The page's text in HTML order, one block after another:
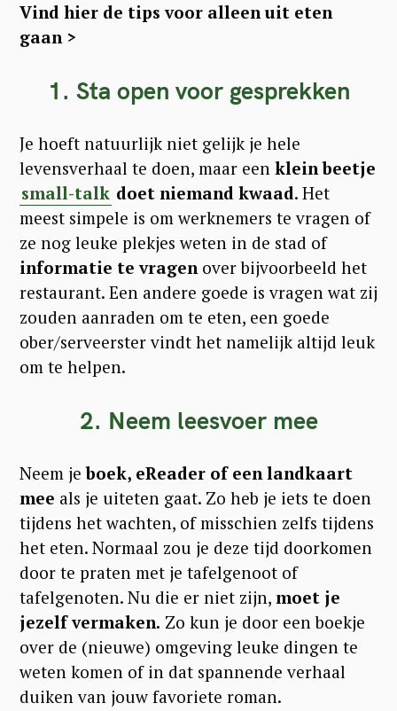
Vind hier de tips voor alleen uit eten
gaan >
1. Sta open voor gesprekken
Je hoeft natuurlijk niet gelijk je hele
levensverhaal te doen, maar een klein beetje
small-talk doet niemand kwaad. Het
meest simpele is om werknemers te vragen of
ze nog leuke plekjes weten in de stad of
informatie te vragenover bijvoorbeeld het
restaurant. Een andere goede is vragen wat zij
zouden aanraden om te eten, een goede
ober/serveerster vindt het namelijk altijd leuk
om te helpen.
2. Neem leesvoer mee
Neem je boek, eReader of een landkaart
mee als je uiteten gaat. Zo heb je iets te doen
tijdens het wachten, of misschien zelfs tijdens
het eten. Normaal zou je deze tijd doorkomen
door te praten met je tafelgenoot of
tafelgenoten. Nu die er niet zijn, moet je
jezelf vermaken. Zo kun je door een boekje
over de (nieuwe) omgeving leuke dingen te
weten komen of in dat spannende verhaal
duiken van jouw favoriete roman.